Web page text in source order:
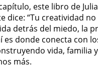
este libro de
dice: “Tu creatividad
detrás del miedo, la
es donde conecta con
vida, familia
más.